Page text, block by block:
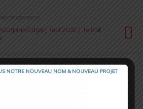
CORENTIN CROUZET
Edge [ Test 2022 ] : le trail
NOTRE NOUVEAU NOM & NOUVEAU PROJET